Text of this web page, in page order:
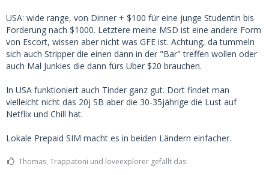
USA: wide range, von Dinner + $100 für eine junge Studentin bis
Forderung nach $1000. Letztere meine MSD ist eine andere Form
von Escort, wissen aber nicht was GFE ist. Achtung, da tummeln
sich auch Stripper die einen dann in der "Bar" treffen wollen oder
auch Mal Junkies die dann fürs Uber $20 brauchen.
In USA funktioniert auch Tinder ganz gut. Dort findet man
vielleicht nicht das 20j SB aber die 30-35jährige die Lust auf
Netflix und Chill hat.
Lokale Prepaid SIM macht es in beiden Ländern einfacher.
Thomas, Trappatoni und loveexplorer gefällt das.